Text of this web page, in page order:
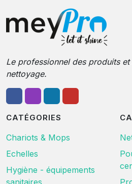
Le professionnel des produits et
nettoyage.
CATÉGORIES
Chariots & Mops
Echelles
Hygiène - équipements